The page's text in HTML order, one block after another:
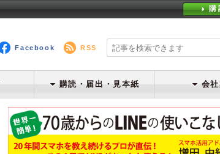
購
Facebook RSS
購読・届出・見本紙 会